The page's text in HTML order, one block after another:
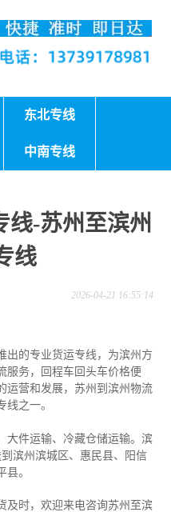
东北专线
中南专线
线-苏州至滨州
线
2026-04-21 16:55:14
出的专业货运专线，为滨州方
服务，回程车回头车价格便
运营和发展，苏州到滨州物流
之一。
大件运输、冷藏仓储运输。滨
滨州滨城区、惠民县、阳信
县。
及时，欢迎来电咨询苏州至滨